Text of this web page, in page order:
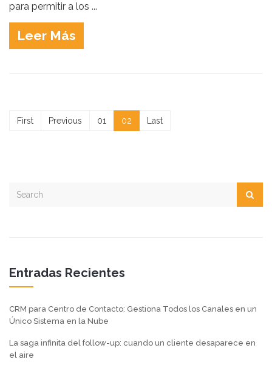
para permitir a los ...
Leer Más
First Previous 01 02 Last
Entradas Recientes
CRM para Centro de Contacto: Gestiona Todos los Canales en un
Único Sistema en la Nube
La saga infinita del follow-up: cuando un cliente desaparece en
el aire